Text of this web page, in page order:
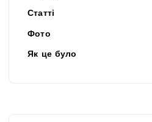
Статті
Фото
Як це було